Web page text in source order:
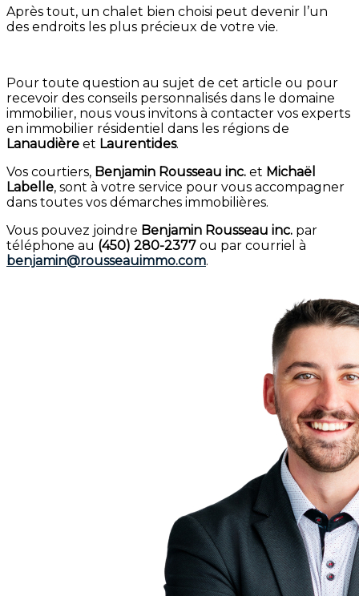
Après tout, un chalet bien choisi peut devenir l’un
des endroits les plus précieux de votre vie.
Pour toute question au sujet de cet article ou pour
recevoir des conseils personnalisés dans le domaine
immobilier, nous vous invitons à contacter vos experts
en immobilier résidentiel dans les régions de
Lanaudière et Laurentides.
Vos courtiers, Benjamin Rousseau inc. et Michaël
Labelle, sont à votre service pour vous accompagner
dans toutes vos démarches immobilières.
Vous pouvez joindre Benjamin Rousseau inc. par
téléphone au (450) 280-2377 ou par courriel à
benjamin@rousseauimmo.com.